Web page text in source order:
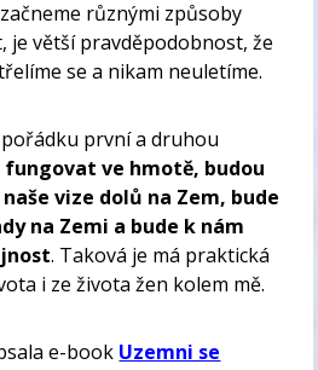
různými způsoby
je větší pravděpodobnost, že
se a nikam neuletíme.
první a druhou
fungovat ve hmotě, budou
vize dolů na Zem, bude
na Zemi a bude k nám
. Taková je má praktická
i ze života žen kolem mě.
e-book Uzemni se